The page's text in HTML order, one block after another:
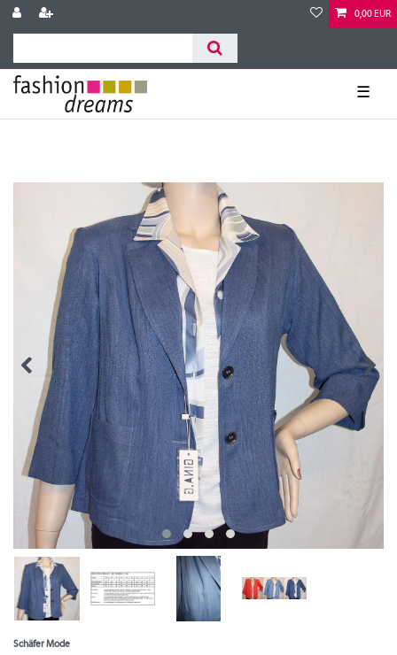
0,00 EUR
☰
Schäfer Mode